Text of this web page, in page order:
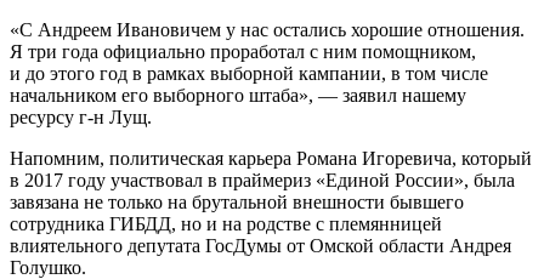
«С Андреем Ивановичем у нас остались хорошие отношения.
Я три года официально проработал с ним помощником,
и до этого год в рамках выборной кампании, в том числе
начальником его выборного штаба», — заявил нашему
ресурсу г-н Лущ.
Напомним, политическая карьера Романа Игоревича, который
в 2017 году участвовал в праймериз «Единой России», была
завязана не только на брутальной внешности бывшего
сотрудника ГИБДД, но и на родстве с племянницей
влиятельного депутата ГосДумы от Омской области Андрея
Голушко.